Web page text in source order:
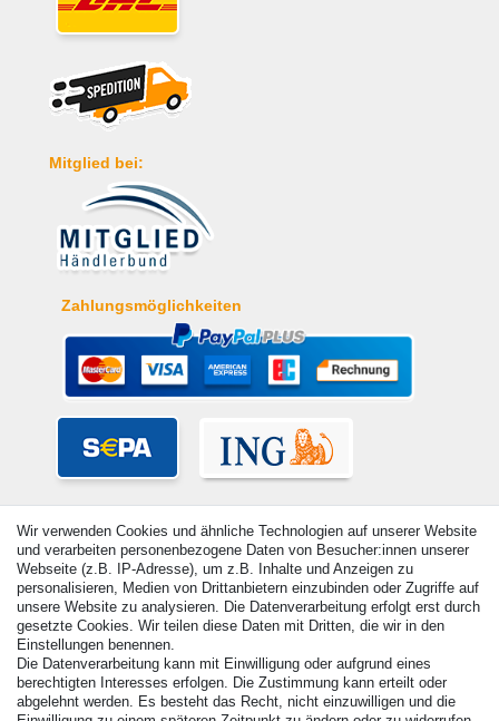
Mitglied bei:
Zahlungsmöglichkeiten
© Copyright 2026 | Alle Rechte vorbehalten. - Alle Rechte vorbehalten.
Preisangaben inkl. gesetzl. 19% MwSt. | Grundpreise siehe Artikeldetail | *Gilt für
Wir verwenden Cookies und ähnliche Technologien auf unserer Website
und verarbeiten personenbezogene Daten von Besucher:innen unserer
Webseite (z.B. IP-Adresse), um z.B. Inhalte und Anzeigen zu
personalisieren, Medien von Drittanbietern einzubinden oder Zugriffe auf
unsere Website zu analysieren. Die Datenverarbeitung erfolgt erst durch
gesetzte Cookies. Wir teilen diese Daten mit Dritten, die wir in den
Einstellungen benennen.
Die Datenverarbeitung kann mit Einwilligung oder aufgrund eines
berechtigten Interesses erfolgen. Die Zustimmung kann erteilt oder
abgelehnt werden. Es besteht das Recht, nicht einzuwilligen und die